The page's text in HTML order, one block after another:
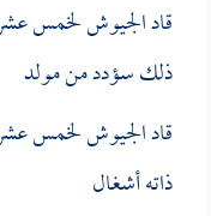
قاد الجيوش لخمس
ذلك سؤدد من مولد
قاد الجيوش لخمس
ذاته أشغال